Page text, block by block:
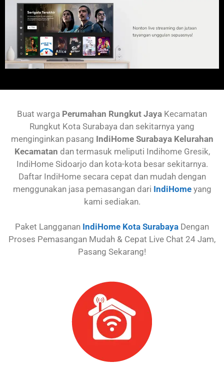
Buat warga Perumahan Rungkut Jaya Kecamatan
Rungkut Kota Surabaya dan sekitarnya yang
menginginkan pasang IndiHome Surabaya Kelurahan
Kecamatan dan termasuk meliputi Indihome Gresik,
IndiHome Sidoarjo dan kota-kota besar sekitarnya.
Daftar IndiHome secara cepat dan mudah dengan
menggunakan jasa pemasangan dari IndiHome yang
kami sediakan.
Paket Langganan IndiHome Kota Surabaya Dengan
Proses Pemasangan Mudah & Cepat Live Chat 24 Jam,
Pasang Sekarang!